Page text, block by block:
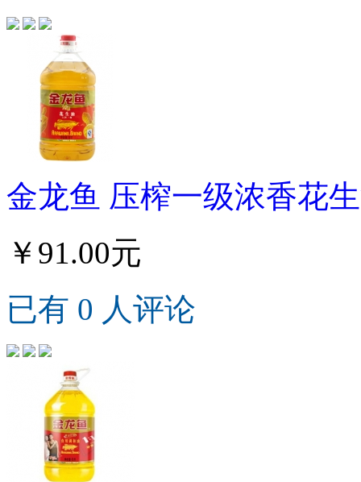
金龙鱼 压榨一级浓香花
￥91.00元
已有 0 人评论